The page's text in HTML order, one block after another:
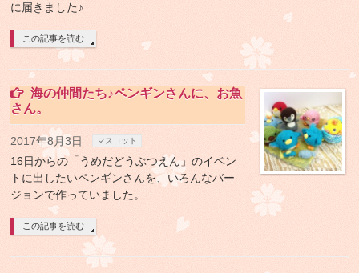
に届きました♪
この記事を読む
海の仲間たち♪ペンギンさんに、お魚
さん。
2017年8月3日 マスコット
16日からの「うめだどうぶつえん」のイベン
トに出したいペンギンさんを、いろんなバー
ジョンで作っていました。
この記事を読む